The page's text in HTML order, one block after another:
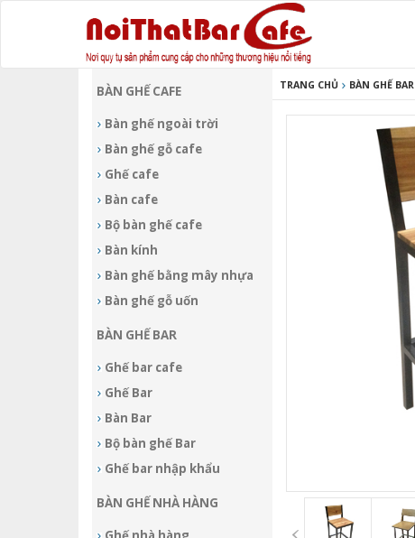
BÀN GHẾ CAFE
Bàn ghế ngoài trời
Bàn ghế gỗ cafe
Ghế cafe
Bàn cafe
Bộ bàn ghế cafe
Bàn kính
Bàn ghế bằng mây nhựa
Bàn ghế gỗ uốn
BÀN GHẾ BAR
Ghế bar cafe
Ghế Bar
Bàn Bar
Bộ bàn ghế Bar
Ghế bar nhập khẩu
BÀN GHẾ NHÀ HÀNG
TRANG CHỦ BÀN GHẾ BAR